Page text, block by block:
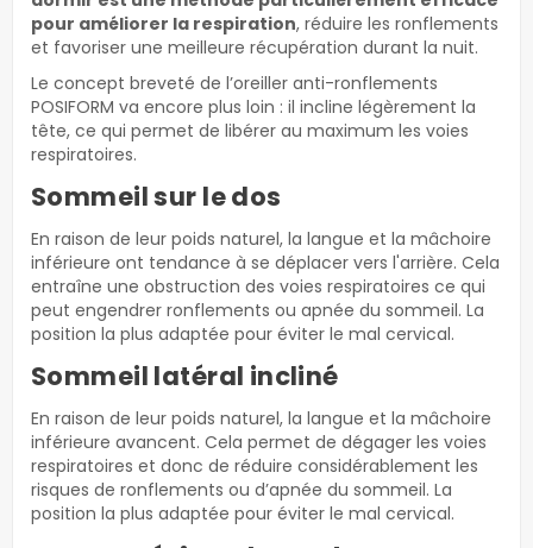
pour améliorer la respiration, réduire les ronflements
et favoriser une meilleure récupération durant la nuit.
Le concept breveté de l’oreiller anti-ronflements
POSIFORM va encore plus loin : il incline légèrement la
tête, ce qui permet de libérer au maximum les voies
respiratoires.
Sommeil sur le dos
En raison de leur poids naturel, la langue et la mâchoire
inférieure ont tendance à se déplacer vers l'arrière. Cela
entraîne une obstruction des voies respiratoires ce qui
peut engendrer ronflements ou apnée du sommeil. La
position la plus adaptée pour éviter le mal cervical.
Sommeil latéral incliné
En raison de leur poids naturel, la langue et la mâchoire
inférieure avancent. Cela permet de dégager les voies
respiratoires et donc de réduire considérablement les
risques de ronflements ou d’apnée du sommeil. La
position la plus adaptée pour éviter le mal cervical.